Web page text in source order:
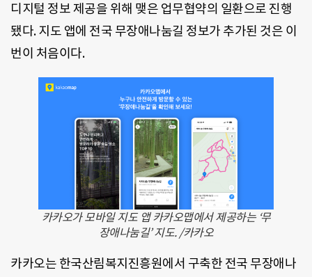
디지털 정보 제공을 위해 맺은 업무협약의 일환으로 진행
됐다. 지도 앱에 전국 무장애나눔길 정보가 추가된 것은 이
번이 처음이다.
카카오가 모바일 지도 앱 카카오맵에서 제공하는 ‘무
장애나눔길’ 지도. /카카오
카카오는 한국산림복지진흥원에서 구축한 전국 무장애나